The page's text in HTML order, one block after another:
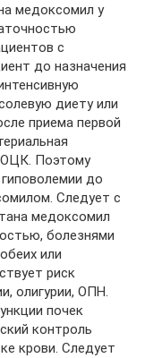
медоксомил у
с
до назначения
диету или
приема первой
ОЦК. Поэтому
до
Следует с
медоксомил
болезнями
или
риск
олигурии, ОПН.
почек
контроль
крови. Следует